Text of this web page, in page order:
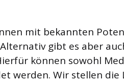
mit bekannten
gibt es aber
können sowohl
werden. Wir stellen die